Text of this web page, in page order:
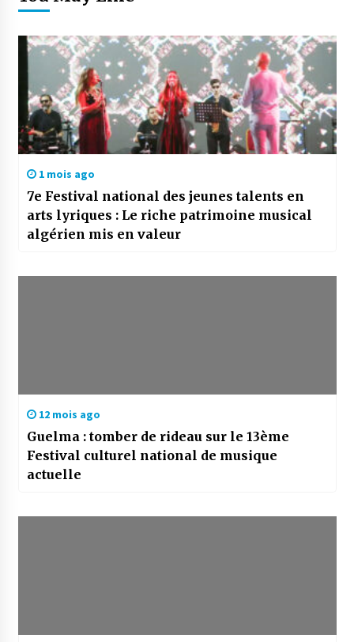
1 mois ago
7e Festival national des jeunes talents en
arts lyriques : Le riche patrimoine musical
algérien mis en valeur
12 mois ago
Guelma : tomber de rideau sur le 13ème
Festival culturel national de musique
actuelle